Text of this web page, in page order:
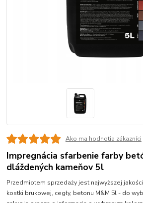
Ako ma hodnotia zákazníci
Impregnácia sfarbenie farby
dláždených kameňov 5l
Przedmiotem sprzedaży jest najwyższej
kostki brukowej, cegły, betonu M&M 5l - do